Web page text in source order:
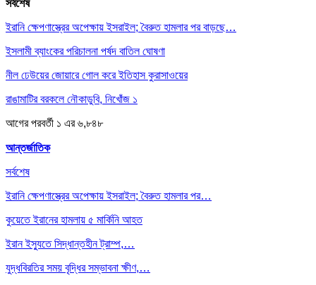
সর্বশেষ
ইরানি ক্ষেপণাস্ত্রের অপেক্ষায় ইসরাইল; বৈরুত হামলার পর বাড়ছে…
ইসলামী ব্যাংকের পরিচালনা পর্ষদ বাতিল ঘোষণা
নীল ঢেউয়ের জোয়ারে গোল করে ইতিহাস কুরাসাওয়ের
রাঙামাটির বরকলে নৌকাডুবি, নিখোঁজ ১
আগেরপরবর্তী ১ এর ৬,৮৪৮
আন্তর্জাতিক
সর্বশেষ
ইরানি ক্ষেপণাস্ত্রের অপেক্ষায় ইসরাইল; বৈরুত হামলার পর…
কুয়েতে ইরানের হামলায় ৫ মার্কিনি আহত
ইরান ইস্যুতে সিদ্ধান্তহীন ট্রাম্প,…
যুদ্ধবিরতির সময় বৃদ্ধির সম্ভাবনা ক্ষীণ,…